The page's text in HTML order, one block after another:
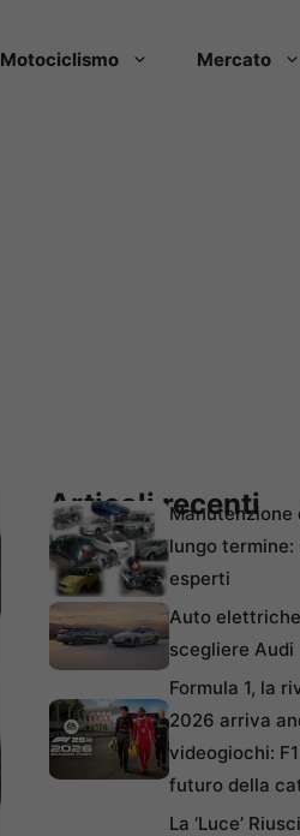
Motociclismo Mercato
Articoli recenti
Manutenzione
lungo
esperti
Auto
scegliere Audi
Formula 1, la
2026 arriva
videogiochi:
futuro della
La ‘Luce’